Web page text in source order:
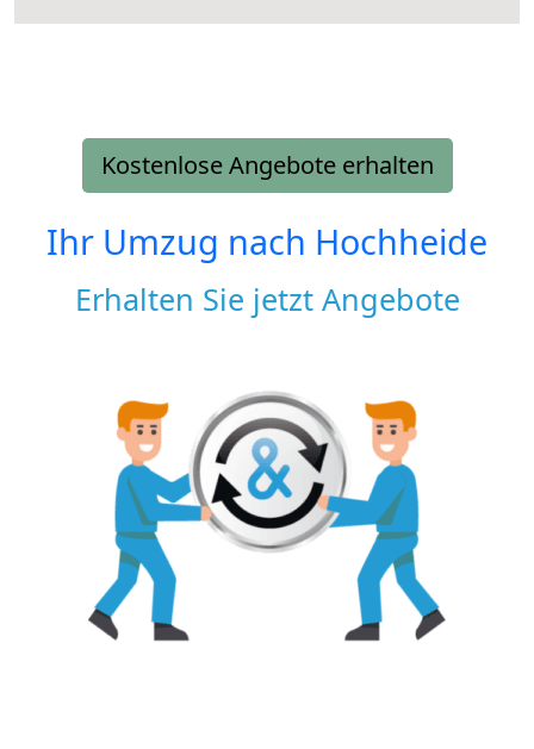
Kostenlose Angebote erhalten
Ihr Umzug nach Hochheide
Erhalten Sie jetzt Angebote